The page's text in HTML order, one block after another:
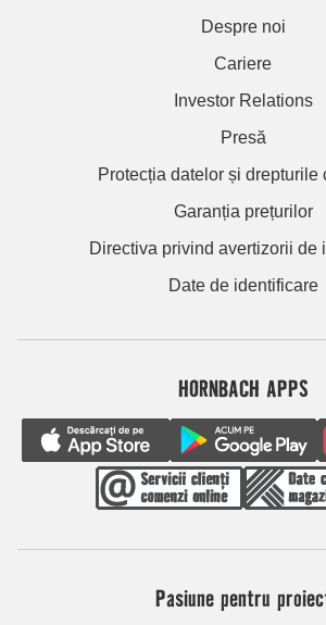
Despre noi
Cariere
Investor Relations
Presă
Protecția datelor și drepturile
Garanția prețurilor
Directiva privind avertizorii de
Date de identificare
HORNBACH APPS
Pasiune pentru